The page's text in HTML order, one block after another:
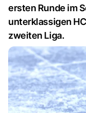
ersten Runde im
unterklassigen
zweiten Liga.